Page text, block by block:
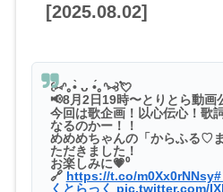
[2025.08.02]
꒰⑅ᐢ｡•̀ ᴗ •́｡ᐢ⑅꒱💘
📢8月2日19時〜とりとら動画
今回は歌企画！以心伝心！歌
なるのかー！！
めめめちゃんの「からふる♡
ただきました！
お楽しみに💗⁰
🔗 https://t.co/m0Xx0rNNsy#
くとらっく pic.twitter.com/